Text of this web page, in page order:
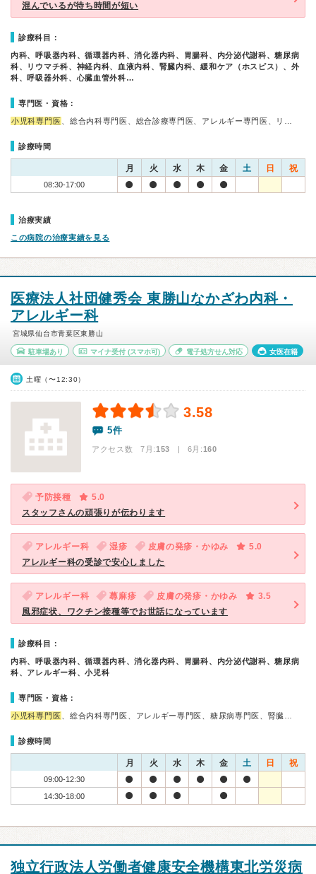
混んでいるが待ち時間が短い
診療科目：
内科、呼吸器内科、循環器内科、消化器内科、胃腸科、内分泌代謝科、糖尿病
科、リウマチ科、神経内科、血液内科、腎臓内科、緩和ケア（ホスピス）、外
科、呼吸器外科、心臓血管外科…
専門医・資格：
小児科専門医 、総合内科専門医、総合診療専門医、アレルギー専門医、リ…
診療時間
月 火 水 木 金 土 日 祝
08:30-17:00
治療実績
この病院の治療実績を見る
医療法人社団健秀会 東勝山なかざわ内科・
アレルギー科
宮城県仙台市青葉区東勝山
駐車場あり マイナ受付(スマホ可) 電子処方せん対応 女医在籍
土曜（〜12:30）
3.58
5件
アクセス数 7月:153 | 6月:160
予防接種
5.0
スタッフさんの頑張りが伝わります
アレルギー科 湿疹 皮膚の発疹・かゆみ
5.0
アレルギー科の受診で安心しました
アレルギー科 蕁麻疹 皮膚の発疹・かゆみ
3.5
風邪症状、ワクチン接種等でお世話になっています
診療科目：
内科、呼吸器内科、循環器内科、消化器内科、胃腸科、内分泌代謝科、糖尿病
科、アレルギー科、小児科
専門医・資格：
小児科専門医 、総合内科専門医、アレルギー専門医、糖尿病専門医、腎臓…
診療時間
月 火 水 木 金 土 日 祝
09:00-12:30
14:30-18:00
独立行政法人労働者健康安全機構東北労災病